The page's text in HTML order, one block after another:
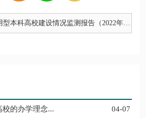
型本科高校建设情况监测报告（2022年
的办学理念... 04-07